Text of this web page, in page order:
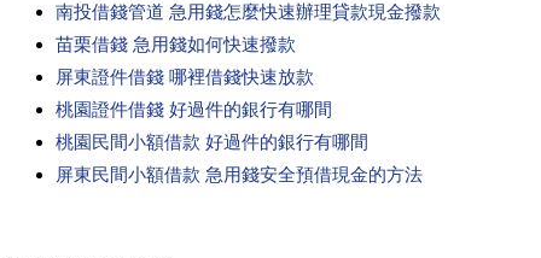
南投借錢管道 急用錢怎麼快速辦理貸款現金撥款
苗栗借錢 急用錢如何快速撥款
屏東證件借錢 哪裡借錢快速放款
桃園證件借錢 好過件的銀行有哪間
桃園民間小額借款 好過件的銀行有哪間
屏東民間小額借款 急用錢安全預借現金的方法